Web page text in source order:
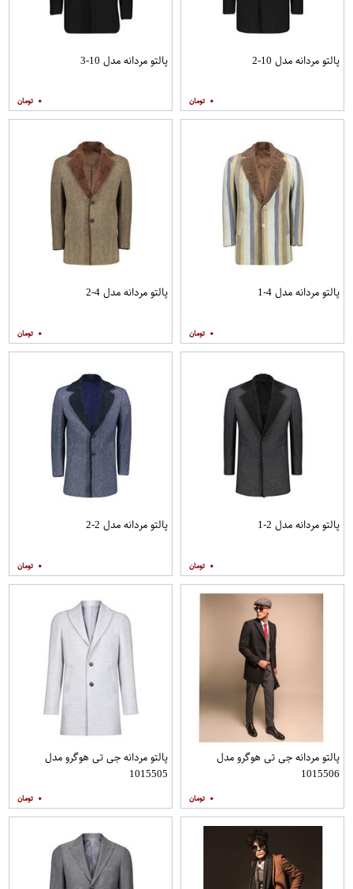
پالتو مردانه مدل 10-2
۰
پالتو مردانه مدل 10-3
۰
پالتو مردانه مدل 4-1
۰
پالتو مردانه مدل 4-2
۰
پالتو مردانه مدل 2-1
۰
پالتو مردانه مدل 2-2
۰
پالتو مردانه جی تی هوگرو مدل
1015506
۰
پالتو مردانه جی تی هوگرو مدل
1015505
۰